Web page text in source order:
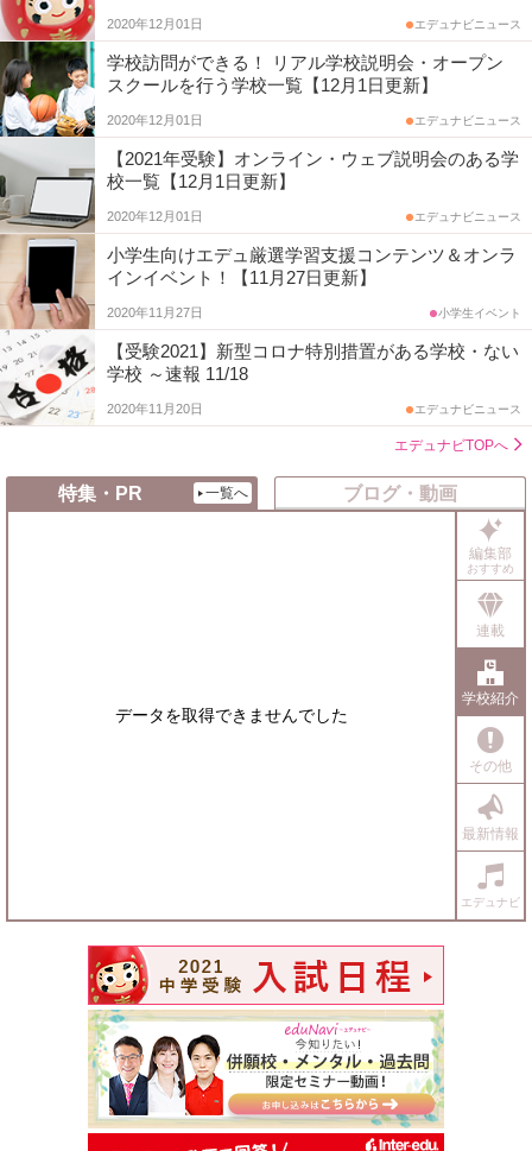
2020年12月01日 エデュナビニュース
学校訪問ができる！ リアル学校説明会・オープン
スクールを行う学校一覧【12月1日更新】
2020年12月01日 エデュナビニュース
【2021年受験】オンライン・ウェブ説明会のある学
校一覧【12月1日更新】
2020年12月01日 エデュナビニュース
小学生向けエデュ厳選学習支援コンテンツ＆オンラ
インイベント！【11月27日更新】
2020年11月27日 小学生イベント
【受験2021】新型コロナ特別措置がある学校・ない
学校 ～速報 11/18
2020年11月20日 エデュナビニュース
エデュナビTOPへ
特集・PR 一覧へ ブログ・動画
編集部
おすすめ
連載
学校紹介
その他
最新情報
エデュナビ
データを取得できませんでした